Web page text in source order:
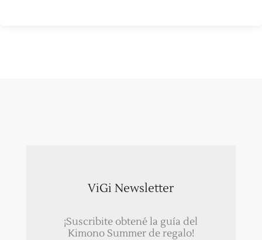
ViGi Newsletter
¡Suscribite obtené la guía del
Kimono Summer de regalo!